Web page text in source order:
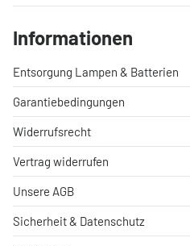
Informationen
Entsorgung Lampen & Batterien
Garantiebedingungen
Widerrufsrecht
Vertrag widerrufen
Unsere AGB
Sicherheit & Datenschutz